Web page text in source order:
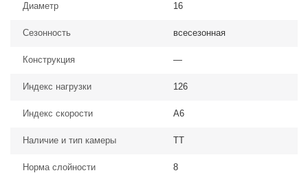
Диаметр 16
Сезонность всесезонная
Конструкция —
Индекс нагрузки 126
Индекс скорости A6
Наличие и тип камеры TT
Норма слойности 8